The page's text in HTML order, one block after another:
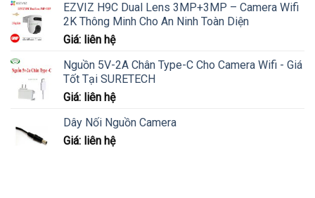
EZVIZ H9C Dual Lens 3MP+3MP – Camera Wifi
2K Thông Minh Cho An Ninh Toàn Diện
Giá: liên hệ
Nguồn 5V-2A Chân Type-C Cho Camera Wifi - Giá
Tốt Tại SURETECH
Giá: liên hệ
Dây Nối Nguồn Camera
Giá: liên hệ